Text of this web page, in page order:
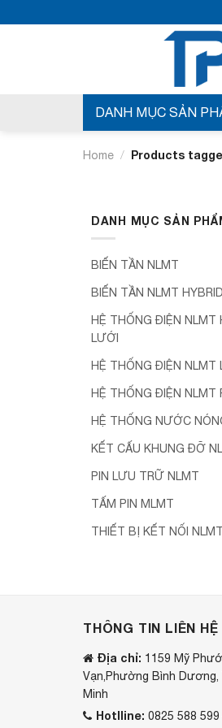
qua
DANH MỤC SẢN
Home / Products
DANH MỤC SẢN
BIẾN TẦN NLMT
BIẾN TẦN NLMT HYBRID
HỆ THỐNG ĐIỆN NLMT
LƯỚI
HỆ THỐNG ĐIỆN NLMT
HỆ THỐNG ĐIỆN NLMT
HỆ THỐNG NƯỚC
KẾT CẤU KHUNG ĐỠ
PIN LƯU TRỮ NLMT
TẤM PIN MLMT
THIẾT BỊ KẾT NỐI NLMT
THÔNG TIN LIÊN HỆ
Địa chỉ: 1159 Mỹ
Vạn,Phường Bình Dương,
Minh
Hotlline: 0825 588